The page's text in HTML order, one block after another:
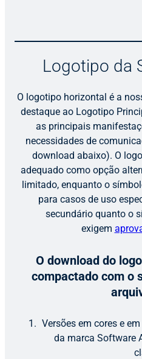
Logotipo da
O logotipo horizontal é a
destaque ao Logotipo
as principais
necessidades de
download abaixo). O
adequado como opção
limitado, enquanto o
para casos de uso
secundário quanto o
exigem
O download do
compactado com o
Versões em cores e
da marca Software